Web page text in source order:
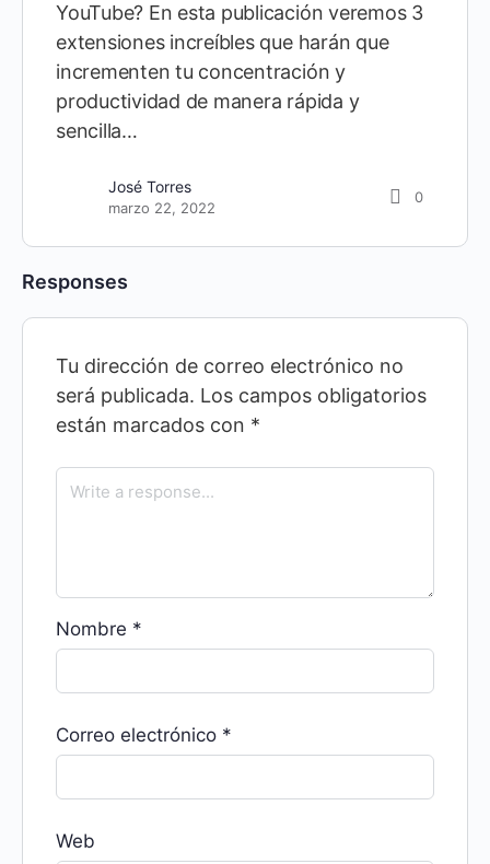
YouTube? En esta publicación veremos 3
extensiones increíbles que harán que
incrementen tu concentración y
productividad de manera rápida y
sencilla…
José Torres
marzo 22, 2022
0
Responses
Tu dirección de correo electrónico no
será publicada. Los campos obligatorios
están marcados con *
Nombre *
Correo electrónico *
Web